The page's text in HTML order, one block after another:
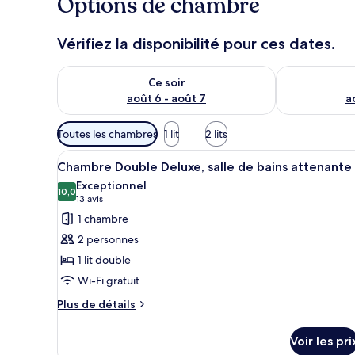
e
o
y
a
Vérifiez la disponibilité pour ces dates.
Ce soir
août 6 - août 7
Vérifier la disponibilité pour ce soir août 6 - août 7
Vérifier la
Filtres
disponibles
pour
les
chambres
Toutes les chambres 1 lit 2 lits
Afficher
toutes
les
photos
pour
ce
type
de
chambre :
Une chambre d’hôtel avec
11
Chambre Double Deluxe, salle de bains attenante
10,010,0 sur 10
Exceptionnel
13 avis
(13 avis)
1 chambre
2 personnes
1 lit double
Wi-Fi gratuit
Plus de détails
Plus
Voir les